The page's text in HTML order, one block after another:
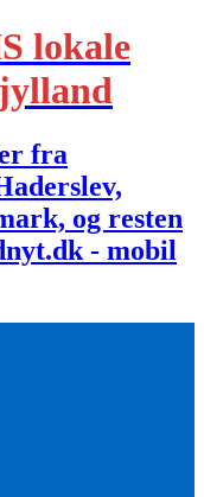
lokale
fra
og resten
- mobil